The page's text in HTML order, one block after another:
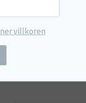
Bio Zink (Zink & B6)
villkoren